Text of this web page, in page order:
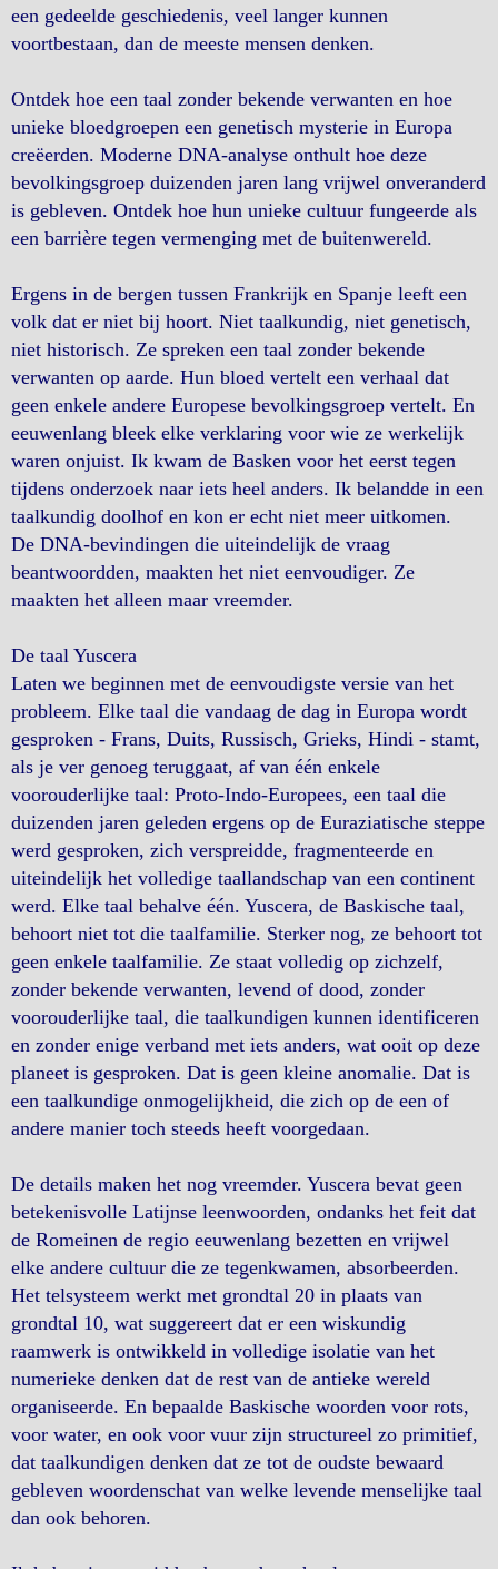
een gedeelde geschiedenis, veel langer kunnen
voortbestaan, ​​dan de meeste mensen denken.
Ontdek hoe een taal zonder bekende verwanten en hoe
unieke bloedgroepen een genetisch mysterie in Europa
creëerden. Moderne DNA-analyse onthult hoe deze
bevolkingsgroep duizenden jaren lang vrijwel onveranderd
is gebleven. Ontdek hoe hun unieke cultuur fungeerde als
een barrière tegen vermenging met de buitenwereld.
Ergens in de bergen tussen Frankrijk en Spanje leeft een
volk dat er niet bij hoort. Niet taalkundig, niet genetisch,
niet historisch. Ze spreken een taal zonder bekende
verwanten op aarde. Hun bloed vertelt een verhaal dat
geen enkele andere Europese bevolkingsgroep vertelt. En
eeuwenlang bleek elke verklaring voor wie ze werkelijk
waren onjuist. Ik kwam de Basken voor het eerst tegen
tijdens onderzoek naar iets heel anders. Ik belandde in een
taalkundig doolhof en kon er echt niet meer uitkomen.
De DNA-bevindingen die uiteindelijk de vraag
beantwoordden, maakten het niet eenvoudiger. Ze
maakten het alleen maar vreemder.
De taal Yuscera
Laten we beginnen met de eenvoudigste versie van het
probleem. Elke taal die vandaag de dag in Europa wordt
gesproken - Frans, Duits, Russisch, Grieks, Hindi - stamt,
als je ver genoeg teruggaat, af van één enkele
voorouderlijke taal: Proto-Indo-Europees, een taal die
duizenden jaren geleden ergens op de Euraziatische steppe
werd gesproken, zich verspreidde, fragmenteerde en
uiteindelijk het volledige taallandschap van een continent
werd. Elke taal behalve één. Yuscera, de Baskische taal,
behoort niet tot die taalfamilie. Sterker nog, ze behoort tot
geen enkele taalfamilie. Ze staat volledig op zichzelf,
zonder bekende verwanten, levend of dood, zonder
voorouderlijke taal, die taalkundigen kunnen identificeren
en zonder enige verband met iets anders, wat ooit op deze
planeet is gesproken. Dat is geen kleine anomalie. Dat is
een taalkundige onmogelijkheid, die zich op de een of
andere manier toch steeds heeft voorgedaan.
De details maken het nog vreemder. Yuscera bevat geen
betekenisvolle Latijnse leenwoorden, ondanks het feit dat
de Romeinen de regio eeuwenlang bezetten en vrijwel
elke andere cultuur die ze tegenkwamen, absorbeerden.
Het telsysteem werkt met grondtal 20 in plaats van
grondtal 10, wat suggereert dat er een wiskundig
raamwerk is ontwikkeld in volledige isolatie van het
numerieke denken dat de rest van de antieke wereld
organiseerde. En bepaalde Baskische woorden voor rots,
voor water, en ook voor vuur zijn structureel zo primitief,
dat taalkundigen denken dat ze tot de oudste bewaard
gebleven woordenschat van welke levende menselijke taal
dan ook behoren.